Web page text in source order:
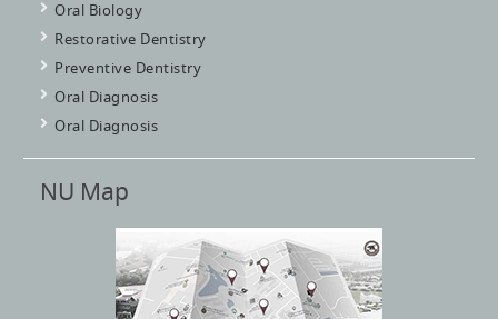
Oral Biology
Restorative Dentistry
Preventive Dentistry
Oral Diagnosis
Oral Diagnosis
NU Map